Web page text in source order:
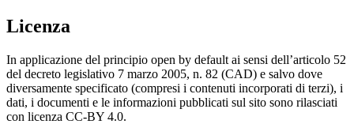
Licenza
In applicazione del principio open by default ai sensi dell’articolo 52
del decreto legislativo 7 marzo 2005, n. 82 (CAD) e salvo dove
diversamente specificato (compresi i contenuti incorporati di terzi), i
dati, i documenti e le informazioni pubblicati sul sito sono rilasciati
con licenza CC-BY 4.0.